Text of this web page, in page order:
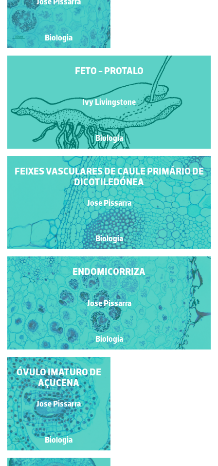
Biologia
FETO - PROTALO
Ivy Livingstone
Biologia
FEIXES VASCULARES DE CAULE PRIMÁRIO DE
DICOTILEDÓNEA
Jose Pissarra
Biologia
ENDOMICORRIZA
Jose Pissarra
Biologia
Biologia
Jose Pissarra
Biologia
ÓVULO IMATURO DE
AÇUCENA
Jose Pissarra
Biologia